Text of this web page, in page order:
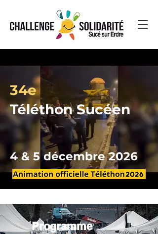
34e
Téléthon Sucéen
4 & 5 décembre 2026
Programme